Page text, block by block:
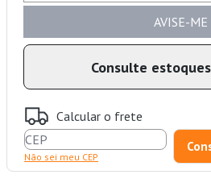
AVISE-ME
Consulte
Calcular o frete
Não sei meu CEP